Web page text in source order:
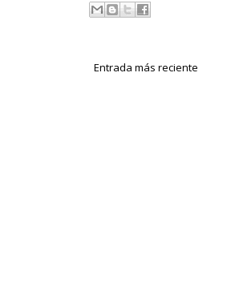
Entrada más reciente